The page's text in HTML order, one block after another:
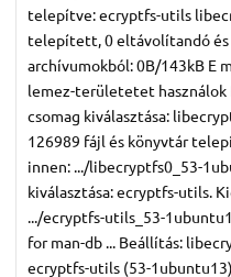
telepítve: ecryptfs-utils
telepített, 0 eltávolítandó
archívumokból: 0B/143kB E
lemez-területetet használok
csomag kiválasztása:
126989 fájl és könyvtár
innen: .../libecryptfs0_53-
kiválasztása: ecryptfs-utils.
.../ecryptfs-utils_53-
for man-db ... Beállítás:
ecryptfs-utils (53-